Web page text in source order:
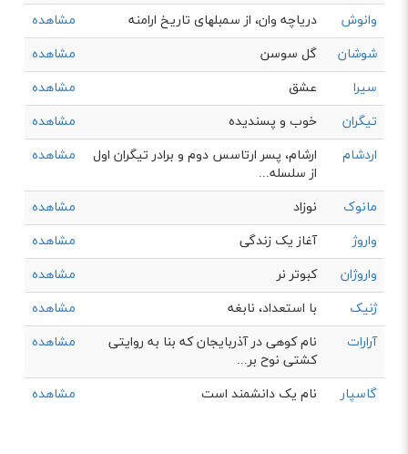
وانوش
دریاچه وان، از سمبلهای تاریخ ارامنه
مشاهده
شوشان
گل سوسن
مشاهده
سیرا
عشق
مشاهده
تیگران
خوب و پسندیده
مشاهده
اردشام
ارشام، پسر ارتاسس دوم و برادر تیگران اول
از سلسله...
مشاهده
مانوک نوزاد
مشاهده
واروژ
آغاز یک زندگی
مشاهده
واروژان
کبوتر نر
مشاهده
ژنیک
با استعداد، نابغه
مشاهده
آرارات
نام کوهی در آذربایجان که بنا به روایتی
کشتی نوح بر...
مشاهده
گاسپار نام یک دانشمند است مشاهده